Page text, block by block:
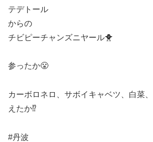
テデトール
からの
チビピーチャンズニヤール🐥
参ったか😤
カーボロネロ、サボイキャベツ、白菜
えたか⁉️
#丹波